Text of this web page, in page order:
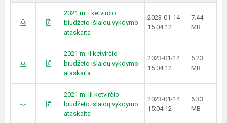
2021 m. I ketvirčio
biudžeto išlaidų vykdymo
ataskaita
2023-01-14
15:04:12
7.44
MB
2021 m. II ketvirčio
biudžeto išlaidų vykdymo
ataskaita
2023-01-14
15:04:12
6.23
MB
2021 m. III ketvirčio
biudžeto išlaidų vykdymo
ataskaita
2023-01-14
15:04:12
6.33
MB